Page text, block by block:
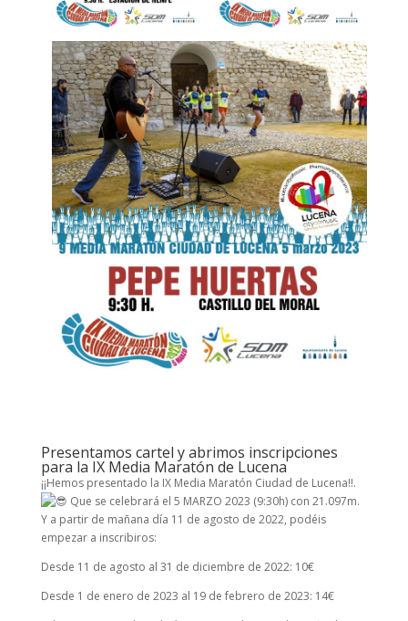
Presentamos cartel y abrimos inscripciones
para la IX Media Maratón de Lucena
¡¡Hemos presentado la IX Media Maratón Ciudad de Lucena!!.
Que se celebrará el 5 MARZO 2023 (9:30h) con 21.097m.
Y a partir de mañana día 11 de agosto de 2022, podéis
empezar a inscribiros:
Desde 11 de agosto al 31 de diciembre de 2022: 10€
Desde 1 de enero de 2023 al 19 de febrero de 2023: 14€